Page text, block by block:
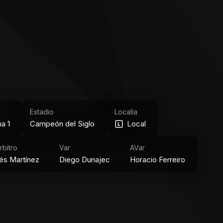
1
Estadio
Campeón del Siglo
Localía
Local
Martínez
Var
Diego Dunajec
AVar
Horacio Ferreiro